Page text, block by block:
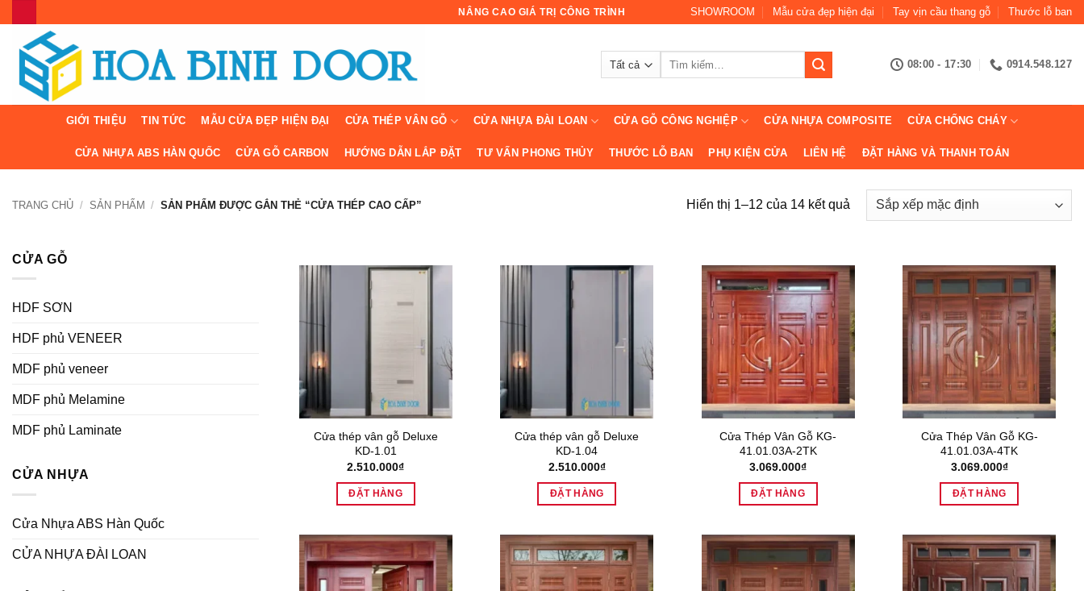
dung
NÂNG CAO GIÁ TRỊ CÔNG TRÌNH SHOWROOM Mẫu cửa đẹp hiện đại Tay vịn cầu thang gỗ Thước lỗ ban
08:00 - 17:30 0914.548.127
GIỚI THIỆU TIN TỨC MẪU CỬA ĐẸP HIỆN ĐẠI CỬA THÉP VÂN GỖ CỬA NHỰA ĐÀI LOAN CỬA GỖ CÔNG NGHIỆP CỬA NHỰA COMPOSITE CỬA CHỐNG CHÁY
CỬA NHỰA ABS HÀN QUỐC CỬA GỖ CARBON HƯỚNG DẪN LẮP ĐẶT TƯ VẤN PHONG THỦY THƯỚC LỖ BAN PHỤ KIỆN CỬA LIÊN HỆ ĐẶT HÀNG VÀ THANH TOÁN
TRANG CHỦ / SẢN PHẨM / SẢN PHẨM ĐƯỢC GẮN THẺ “CỬA THÉP CAO CẤP” Hiển thị 1–12 của 14 kết quả
CỬA GỖ
HDF SƠN
HDF phủ VENEER
MDF phủ veneer
MDF phủ Melamine
MDF phủ Laminate
CỬA NHỰA
Cửa Nhựa ABS Hàn Quốc
CỬA NHỰA ĐÀI LOAN
Cửa thép vân gỗ Deluxe
KD-1.01
2.510.000₫
ĐẶT HÀNG
Cửa thép vân gỗ Deluxe
KD-1.04
2.510.000₫
ĐẶT HÀNG
Cửa Thép Vân Gỗ KG-
41.01.03A-2TK
3.069.000₫
ĐẶT HÀNG
Cửa Thép Vân Gỗ KG-
41.01.03A-4TK
3.069.000₫
ĐẶT HÀNG